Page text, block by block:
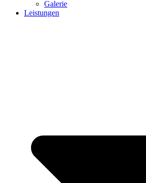
Galerie
Leistungen